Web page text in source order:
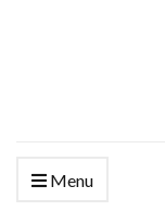
Menu